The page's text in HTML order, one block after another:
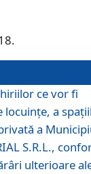
ce vor fi
locuinţe, a
a
S.R.L.,
ulterioare